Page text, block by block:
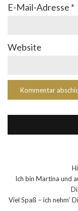
E-Mail-Adresse *
Website
Ich bin Martina und
Viel Spaß – ich nehm‘